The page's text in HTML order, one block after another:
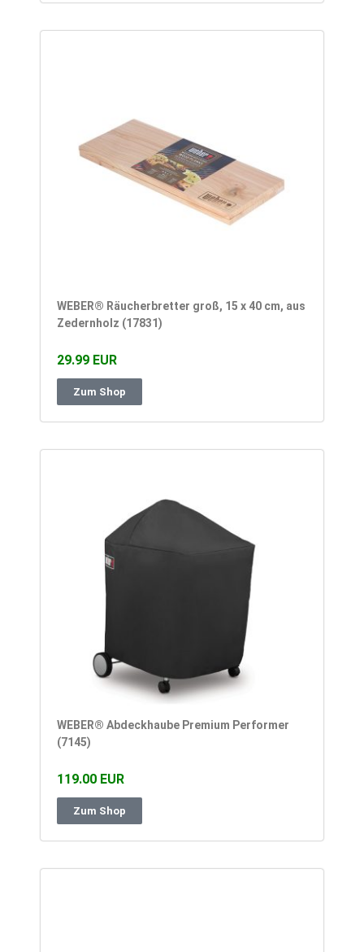
WEBER® Räucherbretter groß, 15 x 40 cm, aus
Zedernholz (17831)
29.99 EUR
Zum Shop
WEBER® Abdeckhaube Premium Performer
(7145)
119.00 EUR
Zum Shop